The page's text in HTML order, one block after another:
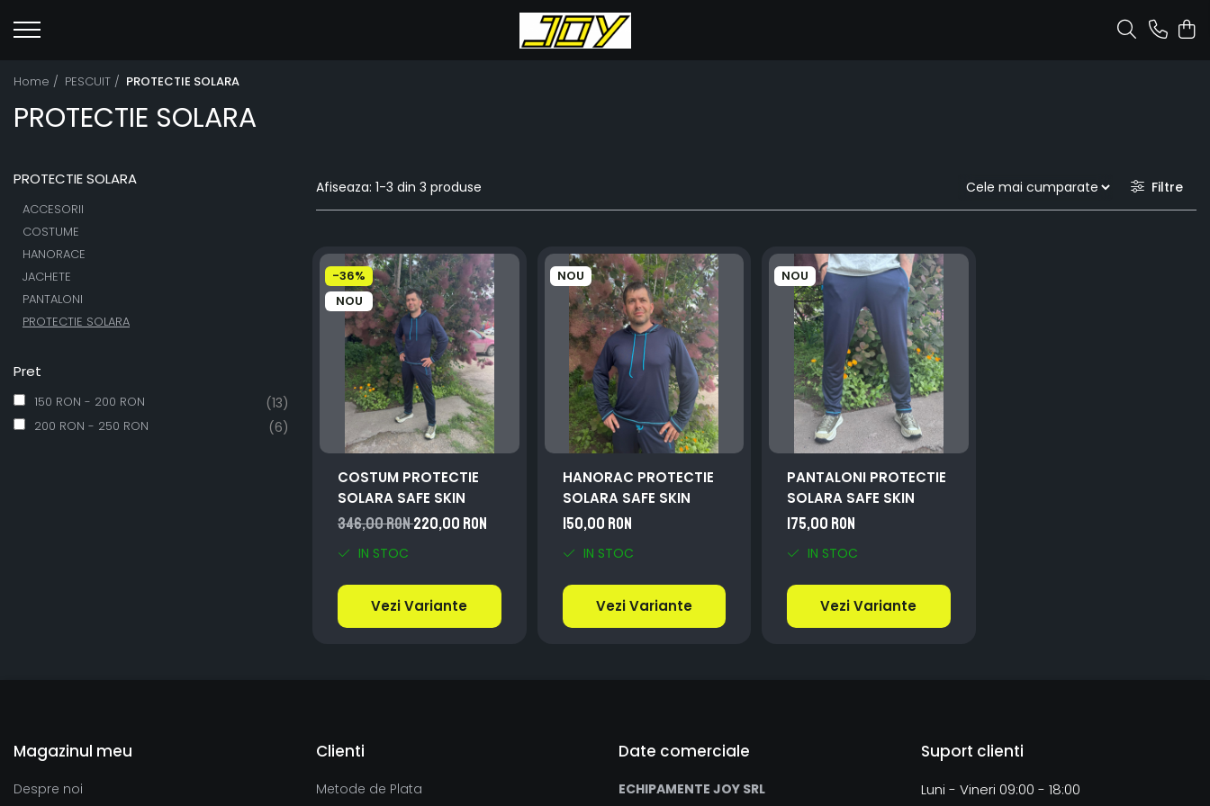
Home / PESCUIT / PROTECTIE SOLARA
PROTECTIE SOLARA
PROTECTIE SOLARA
ACCESORII
COSTUME
HANORACE
JACHETE
PANTALONI
PROTECTIE SOLARA
Pret
150 RON - 200 RON (13)
200 RON - 250 RON (6)
Afiseaza: 1-3 din 3 produse Filtre
-36%
NOU
COSTUM PROTECTIE
SOLARA SAFE SKIN
346,00 RON220,00 RON
IN STOC
Vezi Variante
NOU
HANORAC PROTECTIE
SOLARA SAFE SKIN
150,00 RON
IN STOC
Vezi Variante
NOU
PANTALONI PROTECTIE
SOLARA SAFE SKIN
175,00 RON
IN STOC
Vezi Variante
Magazinul meu
Despre noi
Clienti
Metode de Plata
Date comerciale
ECHIPAMENTE JOY SRL
Suport clienti
Luni - Vineri 09:00 - 18:00